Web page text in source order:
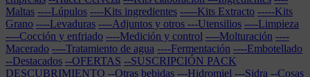
Maltas ----Lúpulos ----Kits ingredientes -----Kits Extracto -----Kits
Grano ----Levaduras ----Adjuntos y otros ---Utensilios ----Limpieza
----Cocción y enfriado ----Medición y control ----Molturación ----
Macerado ----Tratamiento de agua ----Fermentación ----Embotellado
--Destacados --OFERTAS --SUSCRIPCIÓN PACK
DESCUBRIMIENTO --Otras bebidas ---Hidromiel ---Sidra --Cosas